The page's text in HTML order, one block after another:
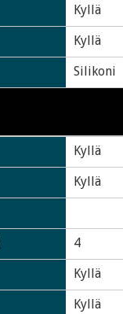
Kyllä
Kyllä
Silikoni
Kyllä
Kyllä
4
Kyllä
Kyllä